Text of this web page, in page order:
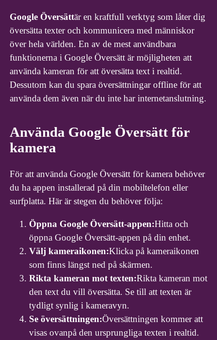
Google Översättär en kraftfull verktyg som låter dig
översätta texter och kommunicera med människor
över hela världen. En av de mest användbara
funktionerna i Google Översätt är möjligheten att
använda kameran för att översätta text i realtid.
Dessutom kan du spara översättningar offline för att
använda dem även när du inte har internetanslutning.
Använda Google Översätt för
kamera
För att använda Google Översätt för kamera behöver
du ha appen installerad på din mobiltelefon eller
surfplatta. Här är stegen du behöver följa:
Öppna Google Översätt-appen:Hitta och
öppna Google Översätt-appen på din enhet.
Välj kameraikonen:Klicka på kameraikonen
som finns längst ned på skärmen.
Rikta kameran mot texten:Rikta kameran mot
den text du vill översätta. Se till att texten är
tydligt synlig i kameravyn.
Se översättningen:Översättningen kommer att
visas ovanpå den ursprungliga texten i realtid.